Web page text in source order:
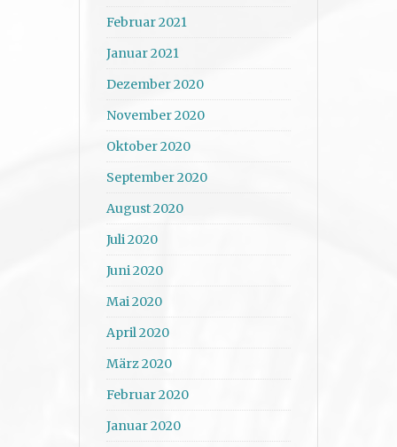
Februar 2021
Januar 2021
Dezember 2020
November 2020
Oktober 2020
September 2020
August 2020
Juli 2020
Juni 2020
Mai 2020
April 2020
März 2020
Februar 2020
Januar 2020